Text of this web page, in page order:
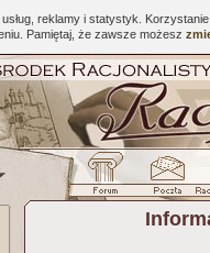
reklamy i statystyk.
Pamiętaj, że zawsze możesz